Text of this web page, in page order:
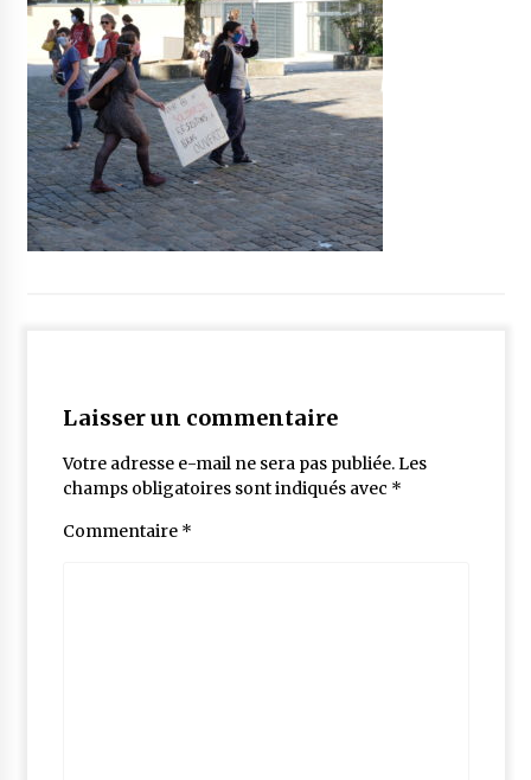
Laisser un commentaire
Votre adresse e-mail ne sera pas publiée.Les
champs obligatoires sont indiqués avec *
Commentaire *